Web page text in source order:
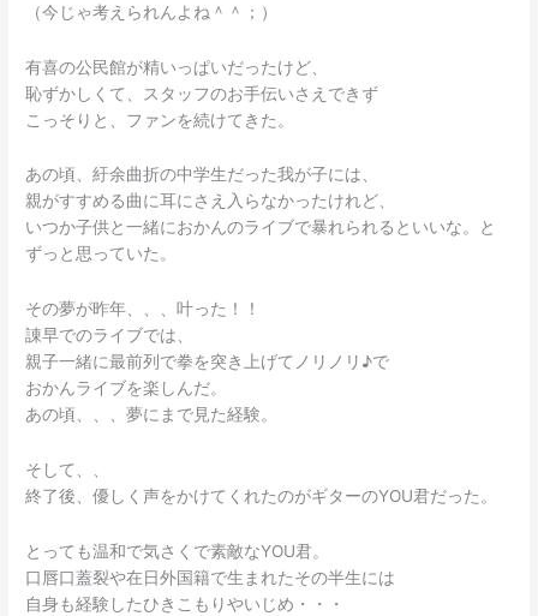
（今じゃ考えられんよね＾＾；）
有喜の公民館が精いっぱいだったけど、
恥ずかしくて、スタッフのお手伝いさえできず
こっそりと、ファンを続けてきた。
あの頃、紆余曲折の中学生だった我が子には、
親がすすめる曲に耳にさえ入らなかったけれど、
いつか子供と一緒におかんのライブで暴れられるといいな。と
ずっと思っていた。
その夢が昨年、、、叶った！！
諌早でのライブでは、
親子一緒に最前列で拳を突き上げてノリノリ♪で
おかんライブを楽しんだ。
あの頃、、、夢にまで見た経験。
そして、、
終了後、優しく声をかけてくれたのがギターのYOU君だった。
とっても温和で気さくで素敵なYOU君。
口唇口蓋裂や在日外国籍で生まれたその半生には
自身も経験したひきこもりやいじめ・・・